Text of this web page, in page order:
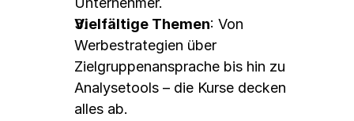
Vielfältige Themen: Von
Werbestrategien über
Zielgruppenansprache bis hin zu
Analysetools – die Kurse decken
alles ab.